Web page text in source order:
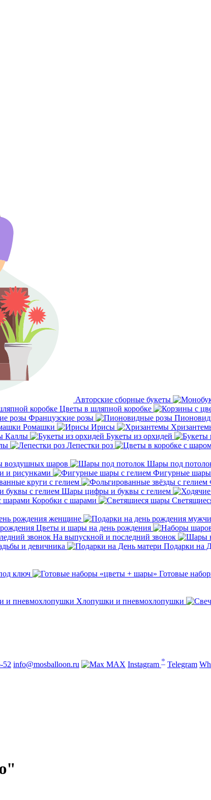
Авторские сборные букеты
Цветы в шляпной коробке
Французские розы
Ромашки Ирисы
Каллы Букеты из орхидей
Лепестки роз
воздушных шаров
Шары под
и рисунками
Фигурные шары
круги с гелием
Шары цифры и буквы с гелием
Коробки с шарами
рождения женщине
Цветы и шары на день рождения
На выпускной и последний звонок
и девичника
Подарки на
ключ
Готовые
Хлопушки и пневмохлопушки
52 info@mosballoon.ru MAX Instagram * Telegram